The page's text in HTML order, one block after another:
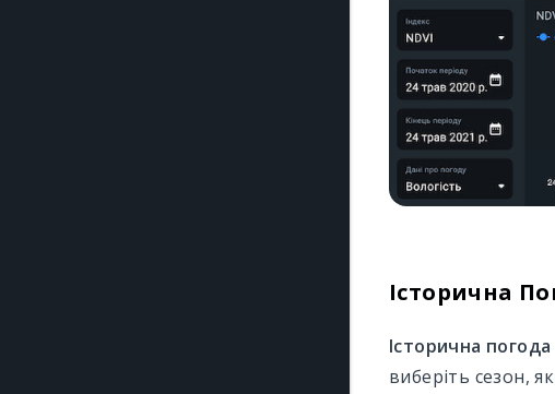
Історична
Історична погода
виберіть сезон,